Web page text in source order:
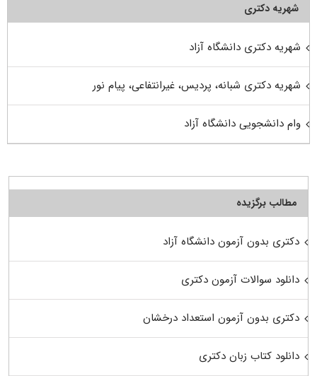
شهریه دکتری
شهریه دکتری دانشگاه آزاد
شهریه دکتری شبانه، پردیس، غیرانتفاعی، پیام نور
وام دانشجویی دانشگاه آزاد
مطالب برگزیده
دکتری بدون آزمون دانشگاه آزاد
دانلود سوالات آزمون دکتری
دکتری بدون آزمون استعداد درخشان
دانلود کتاب زبان دکتری